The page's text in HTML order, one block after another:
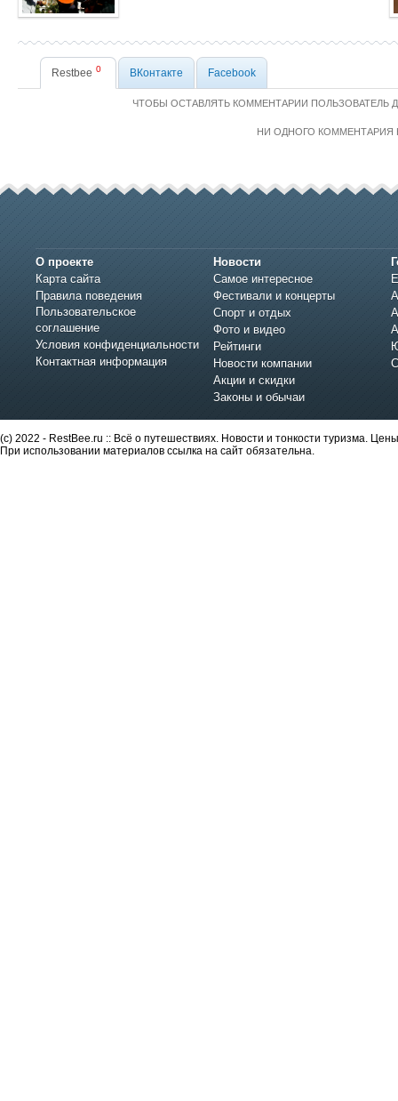
Restbee 0 ВКонтакте Facebook
ЧТОБЫ ОСТАВЛЯТЬ КОММЕНТАРИИ
НИ ОДНОГО КОММЕНТАРИЯ
О проекте
Карта сайта
Правила поведения
Пользовательское
соглашение
Условия конфиденциальности
Контактная информация
Новости
Самое интересное
Фестивали и концерты
Спорт и отдых
Фото и видео
Рейтинги
Новости компании
Акции и скидки
Законы и обычаи
(c) 2022 - RestBee.ru :: Всё о путешествиях. Новости и тонкости туризма.
При использовании материалов ссылка на сайт обязательна.